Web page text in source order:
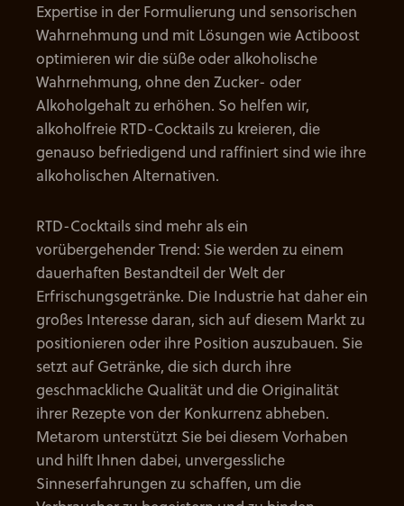
Expertise in der Formulierung und sensorischen
Wahrnehmung und mit Lösungen wie Actiboost
optimieren wir die süße oder alkoholische
Wahrnehmung, ohne den Zucker- oder
Alkoholgehalt zu erhöhen. So helfen wir,
alkoholfreie RTD-Cocktails zu kreieren, die
genauso befriedigend und raffiniert sind wie ihre
alkoholischen Alternativen.
RTD-Cocktails sind mehr als ein
vorübergehender Trend: Sie werden zu einem
dauerhaften Bestandteil der Welt der
Erfrischungsgetränke. Die Industrie hat daher ein
großes Interesse daran, sich auf diesem Markt zu
positionieren oder ihre Position auszubauen. Sie
setzt auf Getränke, die sich durch ihre
geschmackliche Qualität und die Originalität
ihrer Rezepte von der Konkurrenz abheben.
Metarom unterstützt Sie bei diesem Vorhaben
und hilft Ihnen dabei, unvergessliche
Sinneserfahrungen zu schaffen, um die